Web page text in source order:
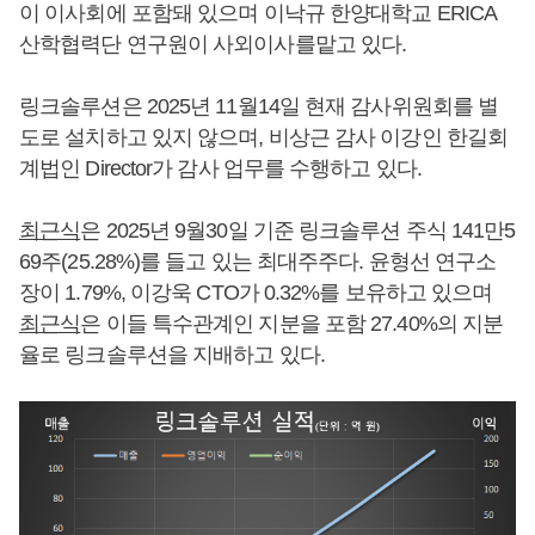
이 이사회에 포함돼 있으며 이낙규 한양대학교 ERICA
산학협력단 연구원이 사외이사를맡고 있다.
링크솔루션은 2025년 11월14일 현재 감사위원회를 별
도로 설치하고 있지 않으며, 비상근 감사 이강인 한길회
계법인 Director가 감사 업무를 수행하고 있다.
최근식은 2025년 9월30일 기준 링크솔루션 주식 141만5
69주(25.28%)를 들고 있는 최대주주다. 윤형선 연구소
장이 1.79%, 이강욱 CTO가 0.32%를 보유하고 있으며
최근식은 이들 특수관계인 지분을 포함 27.40%의 지분
율로 링크솔루션을 지배하고 있다.